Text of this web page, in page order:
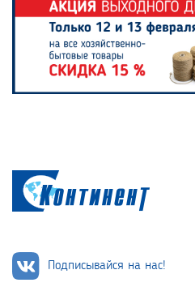
Подписывайся на нас!